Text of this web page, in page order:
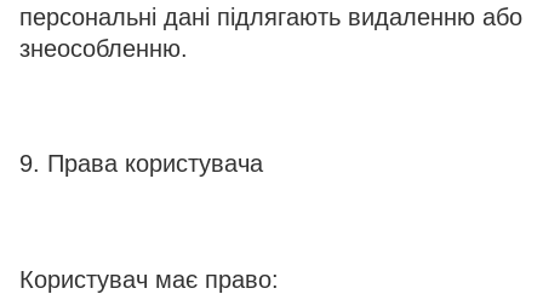
персональні дані підлягають видаленню або
знеособленню.
9. Права користувача
Користувач має право: